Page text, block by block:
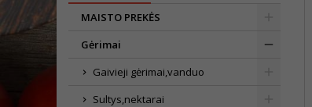
MAISTO PREKĖS
Gėrimai
Gaivieji gėrimai,vanduo
Sultys,nektarai